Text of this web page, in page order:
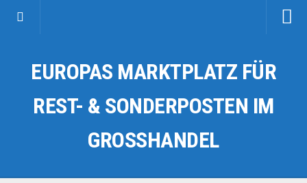
Kategorien
Auto & Motorrad
Fahrzeuge & Transport
EUROPAS MARKTPLATZ FÜR
REST- & SONDERPOSTEN IM
GROSSHANDEL